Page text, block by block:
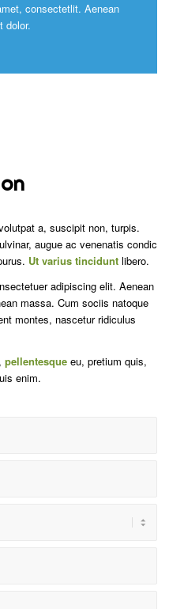
consectetlit. Aenean
dolor.
a, suscipit non, turpis.
augue ac venenatis condic
Ut varius tinciduntlibero.
adipiscing elit. Aenean
massa. Cum sociis natoque
montes, nascetur ridiculus
pellentesqueeu, pretium quis,
enim.